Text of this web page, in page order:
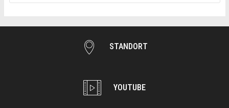
STANDORT
YOUTUBE